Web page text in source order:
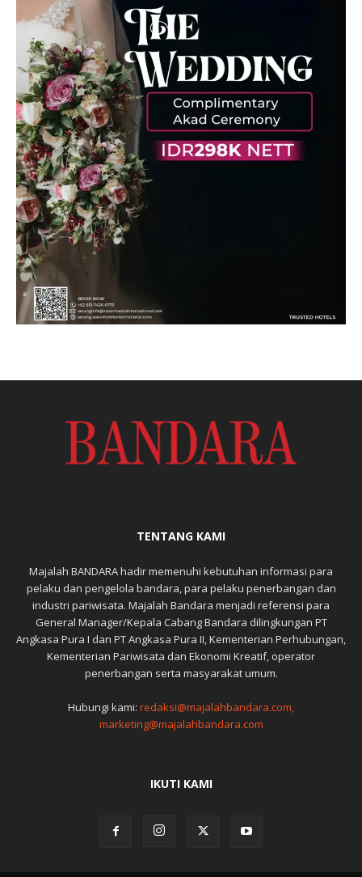
TENTANG KAMI
Majalah BANDARA hadir memenuhi kebutuhan informasi para
pelaku dan pengelola bandara, para pelaku penerbangan dan
industri pariwisata. Majalah Bandara menjadi referensi para
General Manager/Kepala Cabang Bandara dilingkungan PT
Angkasa Pura I dan PT Angkasa Pura II, Kementerian Perhubungan,
Kementerian Pariwisata dan Ekonomi Kreatif, operator
penerbangan serta masyarakat umum.
Hubungi kami: redaksi@majalahbandara.com,
marketing@majalahbandara.com
IKUTI KAMI